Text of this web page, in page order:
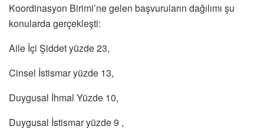
Koordinasyon Birimi’ne gelen başvuruların dağılımı şu
konularda gerçekleşti:
Aile İçi Şiddet yüzde 23,
Cinsel İstismar yüzde 13,
Duygusal İhmal Yüzde 10,
Duygusal İstismar yüzde 9 ,